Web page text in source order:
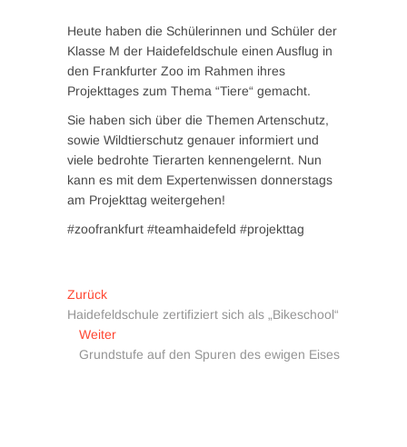
Heute haben die Schülerinnen und Schüler der
Klasse M der Haidefeldschule einen Ausflug in
den Frankfurter Zoo im Rahmen ihres
Projekttages zum Thema “Tiere“ gemacht.
Sie haben sich über die Themen Artenschutz,
sowie Wildtierschutz genauer informiert und
viele bedrohte Tierarten kennengelernt. Nun
kann es mit dem Expertenwissen donnerstags
am Projekttag weitergehen!
#zoofrankfurt #teamhaidefeld #projekttag
Beitragsnavigation
ZurückVorheriger
Beitrag:
Haidefeldschule zertifiziert sich als „Bikeschool“
WeiterNächster
Beitrag:
Grundstufe auf den Spuren des ewigen Eises